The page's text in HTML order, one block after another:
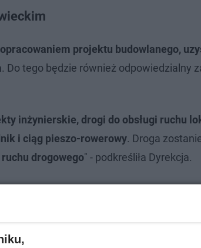
opracowaniem projektu budowlanego,
. Do tego będzie również odpowiedzialny
inżynierskie, drogi do obsługi ruchu
i ciąg pieszo-rowerowy. Droga
drogowego" - podkreśliła Dyrekcja.